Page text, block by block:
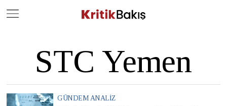
STC Yemen
GÜNDEM ANALIZ